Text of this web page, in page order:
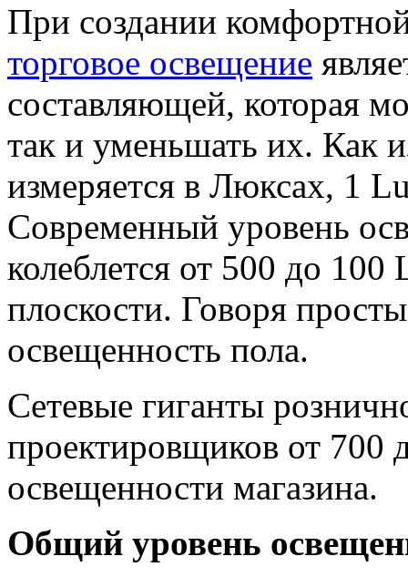
При создании
торговое освещение
составляющей, которая
так и уменьшать их. Как
измеряется в Люксах, 1
Современный уровень
колеблется от 500 до 100
плоскости. Говоря
освещенность пола.
Сетевые гиганты
проектировщиков от 700
освещенности магазина.
Общий уровень